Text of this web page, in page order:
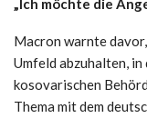
„Ich möchte die
Macron warnte
Umfeld abzuhalten,
kosovarischen
Thema mit dem